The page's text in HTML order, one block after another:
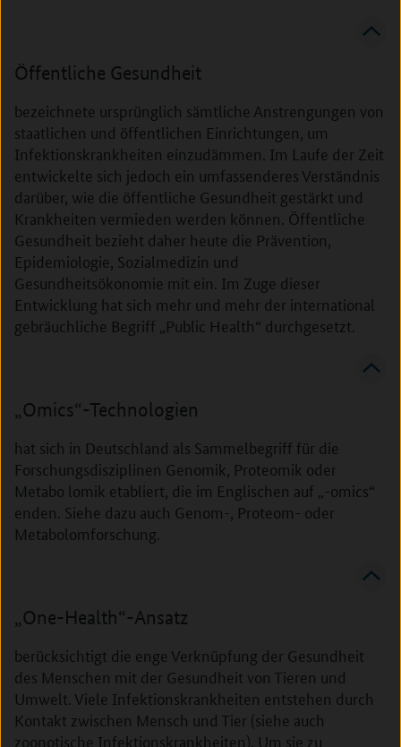
Öffentliche Gesundheit
bezeichnete ursprünglich sämtliche Anstrengungen von
staatlichen und öffentlichen Einrichtungen, um
Infektionskrankheiten einzudämmen. Im Laufe der Zeit
entwickelte sich jedoch ein umfassenderes Verständnis
darüber, wie die öffentliche Gesundheit gestärkt und
Krankheiten vermieden werden können. Öffentliche
Gesundheit bezieht daher heute die Prävention,
Epidemiologie, Sozialmedizin und
Gesundheitsökonomie mit ein. Im Zuge dieser
Entwicklung hat sich mehr und mehr der international
gebräuchliche Begriff „Public Health“ durchgesetzt.
„Omics“-Technologien
hat sich in Deutschland als Sammelbegriff für die
Forschungsdisziplinen Genomik, Proteomik oder
Metabo lomik etabliert, die im Englischen auf „-omics“
enden. Siehe dazu auch Genom-, Proteom- oder
Metabolomforschung.
„One-Health“-Ansatz
berücksichtigt die enge Verknüpfung der Gesundheit
des Menschen mit der Gesundheit von Tieren und
Umwelt. Viele Infektionskrankheiten entstehen durch
Kontakt zwischen Mensch und Tier (siehe auch
zoonotische Infektionskrankheiten). Um sie zu